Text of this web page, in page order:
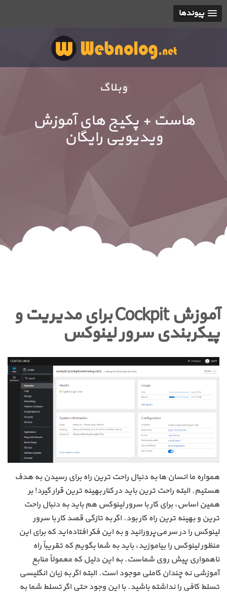
پیوندها
وبلاگ
هاست + پکیج های آموزش
ویدیویی رایگان
آموزش Cockpit برای مدیریت و
پیکربندی سرور لینوکس
همواره ما انسان ها به دنبال راحت ترین راه برای رسیدن به هدف
هستیم. البته راحت ترین باید در کنار بهینه ترین قرار گیرد! بر
همین اساس، برای کار با سرور لینوکس هم باید به دنبال راحت
ترین و بهینه ترین راه کار بود. اگر به تازگی قصد کار با سرور
لینوکس را در سر می‌پرورانید و به این فکر افتاده‌اید که برای این
منظور لینوکس را بیاموزید، باید به شما بگویم که تقریباً راه
ناهمواری پیش روی شماست. به این دلیل که معمولاً منابع
آموزشی نه چندان کاملی موجود است. البته اگر به زبان انگلیسی
تسلط کافی را نداشته باشید. با این وجود حتی اگر تسلط شما به